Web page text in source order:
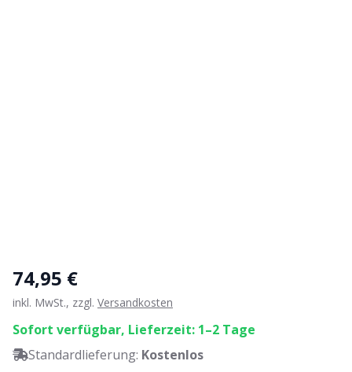
74,95 €
inkl. MwSt., zzgl. Versandkosten
Sofort verfügbar, Lieferzeit: 1–2 Tage
Standardlieferung: Kostenlos